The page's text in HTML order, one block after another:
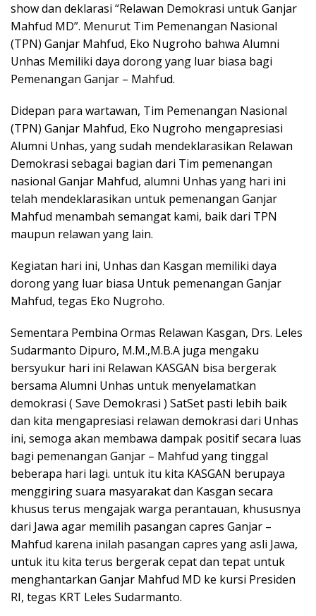
show dan deklarasi “Relawan Demokrasi untuk Ganjar
Mahfud MD”. Menurut Tim Pemenangan Nasional
(TPN) Ganjar Mahfud, Eko Nugroho bahwa Alumni
Unhas Memiliki daya dorong yang luar biasa bagi
Pemenangan Ganjar – Mahfud.
Didepan para wartawan, Tim Pemenangan Nasional
(TPN) Ganjar Mahfud, Eko Nugroho mengapresiasi
Alumni Unhas, yang sudah mendeklarasikan Relawan
Demokrasi sebagai bagian dari Tim pemenangan
nasional Ganjar Mahfud, alumni Unhas yang hari ini
telah mendeklarasikan untuk pemenangan Ganjar
Mahfud menambah semangat kami, baik dari TPN
maupun relawan yang lain.
Kegiatan hari ini, Unhas dan Kasgan memiliki daya
dorong yang luar biasa Untuk pemenangan Ganjar
Mahfud, tegas Eko Nugroho.
Sementara Pembina Ormas Relawan Kasgan, Drs. Leles
Sudarmanto Dipuro, M.M.,M.B.A juga mengaku
bersyukur hari ini Relawan KASGAN bisa bergerak
bersama Alumni Unhas untuk menyelamatkan
demokrasi ( Save Demokrasi ) SatSet pasti lebih baik
dan kita mengapresiasi relawan demokrasi dari Unhas
ini, semoga akan membawa dampak positif secara luas
bagi pemenangan Ganjar – Mahfud yang tinggal
beberapa hari lagi. untuk itu kita KASGAN berupaya
menggiring suara masyarakat dan Kasgan secara
khusus terus mengajak warga perantauan, khususnya
dari Jawa agar memilih pasangan capres Ganjar –
Mahfud karena inilah pasangan capres yang asli Jawa,
untuk itu kita terus bergerak cepat dan tepat untuk
menghantarkan Ganjar Mahfud MD ke kursi Presiden
RI, tegas KRT Leles Sudarmanto.